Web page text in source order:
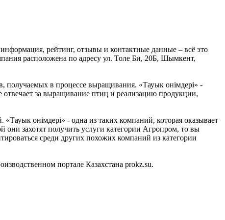
рейтинг, отзывы и контактные данные – всё это
расположена по адресу ул. Толе Би, 20Б, Шымкент,
получаемых в процессе выращивания. «Тауык онiмдерi» -
отвечает за выращивание птиц и реализацию продукции,
онiмдерi» - одна из таких компаний, которая оказывает
они захотят получить услуги категории Агропром, то вы
среди других похожих компаний из категории
портале Казахстана prokz.su.